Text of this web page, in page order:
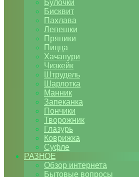
Булочки
Бисквит
Пахлава
Лепешки
Пряники
Пицца
Хачапури
Чизкейк
Штрудель
Шарлотка
Манник
Запеканка
Пончики
Творожник
Глазурь
Коврижка
Суфле
РАЗНОЕ
Обзор интернета
Бытовые вопросы